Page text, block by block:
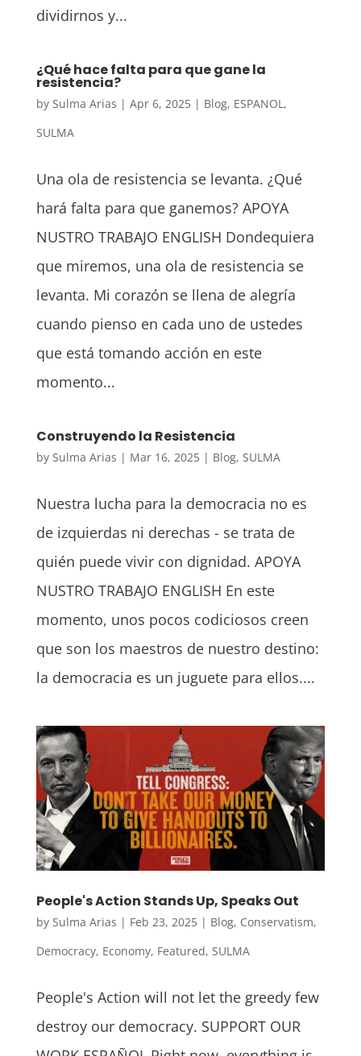
dividirnos y...
¿Qué hace falta para que gane la
resistencia?
by Sulma Arias | Apr 6, 2025| Blog, ESPANOL,
SULMA
Una ola de resistencia se levanta. ¿Qué
hará falta para que ganemos? APOYA
NUSTRO TRABAJO ENGLISH Dondequiera
que miremos, una ola de resistencia se
levanta. Mi corazón se llena de alegría
cuando pienso en cada uno de ustedes
que está tomando acción en este
momento...
Construyendo la Resistencia
by Sulma Arias | Mar 16, 2025| Blog, SULMA
Nuestra lucha para la democracia no es
de izquierdas ni derechas - se trata de
quién puede vivir con dignidad. APOYA
NUSTRO TRABAJO ENGLISH En este
momento, unos pocos codiciosos creen
que son los maestros de nuestro destino:
la democracia es un juguete para ellos....
People's Action Stands Up, Speaks Out
by Sulma Arias | Feb 23, 2025| Blog, Conservatism,
Democracy, Economy, Featured, SULMA
People's Action will not let the greedy few
destroy our democracy. SUPPORT OUR